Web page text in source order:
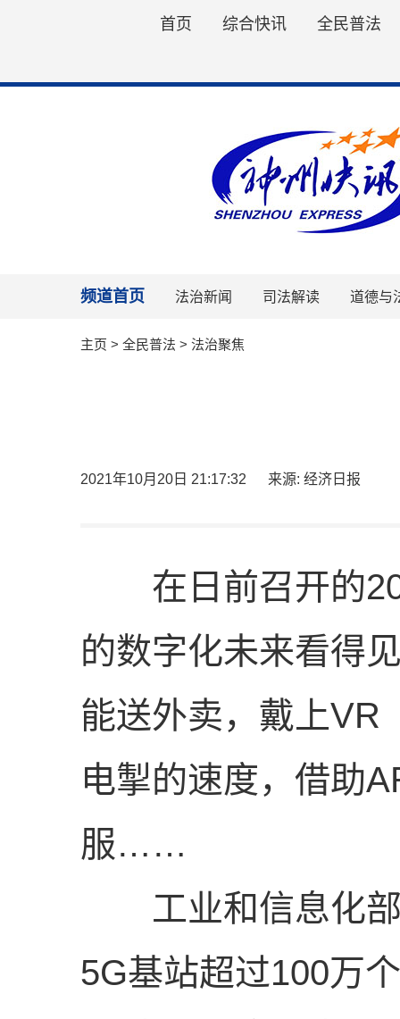
首页 综合快讯 全民普法
频道首页 法治新闻 司法解读 道德与
主页 > 全民普法 > 法治聚焦
2021年10月20日 21:17:32 来源: 经济日报
在日前召开的
的数字化未来看得
能送外卖，戴上VR
电掣的速度，借助
服……
工业和信息化部
5G基站超过100万